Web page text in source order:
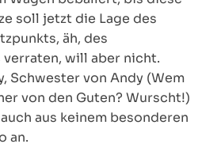
soll jetzt die Lage des
äh, des
will aber nicht.
Schwester von Andy (Wem
von den Guten? Wurscht!)
aus keinem besonderen
an.